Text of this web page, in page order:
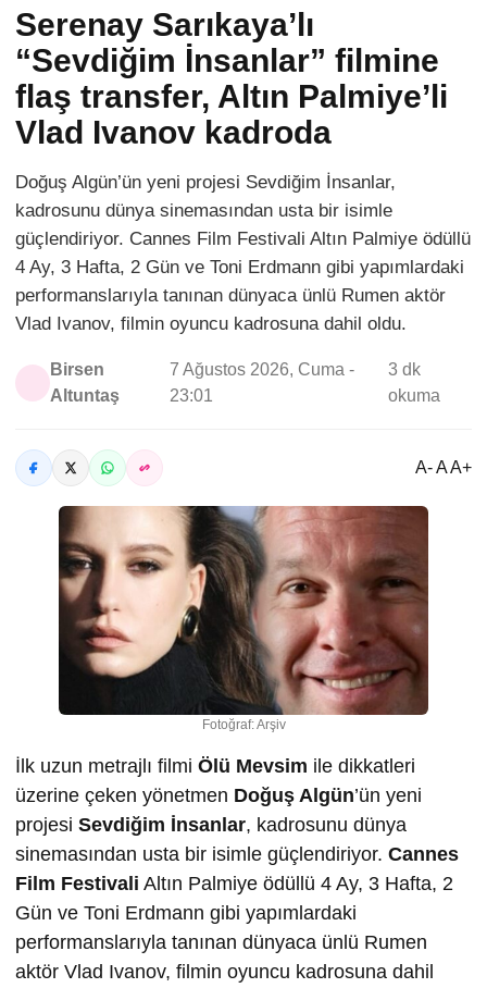
Serenay Sarıkaya’lı
“Sevdiğim İnsanlar” filmine
flaş transfer, Altın Palmiye’li
Vlad Ivanov kadroda
Doğuş Algün’ün yeni projesi Sevdiğim İnsanlar,
kadrosunu dünya sinemasından usta bir isimle
güçlendiriyor. Cannes Film Festivali Altın Palmiye ödüllü
4 Ay, 3 Hafta, 2 Gün ve Toni Erdmann gibi yapımlardaki
performanslarıyla tanınan dünyaca ünlü Rumen aktör
Vlad Ivanov, filmin oyuncu kadrosuna dahil oldu.
Birsen
Altuntaş
7 Ağustos 2026, Cuma -
23:01
3 dk
okuma
A- A A+
Fotoğraf: Arşiv
İlk uzun metrajlı filmi Ölü Mevsim ile dikkatleri
üzerine çeken yönetmen Doğuş Algün’ün yeni
projesi Sevdiğim İnsanlar, kadrosunu dünya
sinemasından usta bir isimle güçlendiriyor. Cannes
Film Festivali Altın Palmiye ödüllü 4 Ay, 3 Hafta, 2
Gün ve Toni Erdmann gibi yapımlardaki
performanslarıyla tanınan dünyaca ünlü Rumen
aktör Vlad Ivanov, filmin oyuncu kadrosuna dahil